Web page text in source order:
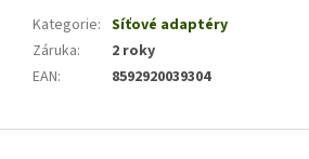
Kategorie: Síťové adaptéry
Záruka:
2 roky
EAN: 8592920039304
Z